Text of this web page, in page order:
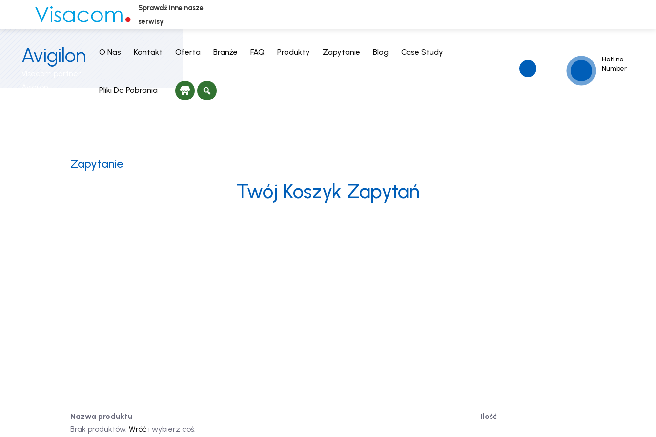
Avigilon
Visacom partner
Avigilon
O Nas Kontakt Oferta Branże FAQ Produkty Zapytanie Blog Case Study
Pliki Do Pobrania
Hotline
Number
Zapytanie
Twój Koszyk Zapytań
Nazwa produktu
Ilość
Brak produktów. Wróć i wybierz coś.
Sprawdź inne nasze
serwisy